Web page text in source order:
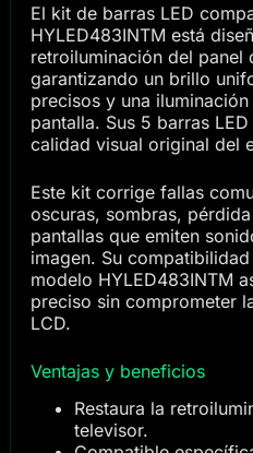
El kit de barras LED
HYLED483INTM está
retroiluminación del panel
garantizando un brillo
precisos y una
pantalla. Sus 5 barras
calidad visual original del
Este kit corrige fallas
oscuras, sombras,
pantallas que emiten
imagen. Su
modelo HYLED483INTM
preciso sin comprometer
LCD.
Ventajas y beneficios
Restaura la
televisor.